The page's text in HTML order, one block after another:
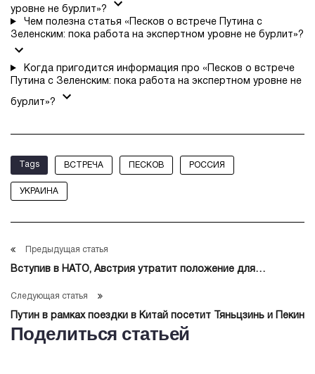
уровне не бурлит»?
Чем полезна статья «Песков о встрече Путина с
Зеленским: пока работа на экспертном уровне не бурлит»?
Когда пригодится информация про «Песков о встрече
Путина с Зеленским: пока работа на экспертном уровне не
бурлит»?
Tags ВСТРЕЧА ПЕСКОВ РОССИЯ
УКРАИНА
Предыдущая статья
Вступив в НАТО, Австрия утратит положение для
Следующая статья
Путин в рамках поездки в Китай посетит Тяньцзинь и Пекин
Поделиться статьей